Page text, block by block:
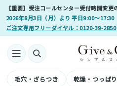
【重要】受注コールセンター受付時間変更
2026年8月3日（月）より 平日9:00〜17:30
ご注文専用フリーダイヤル：0120-39-2850
毛穴・ざらつき 乾燥・つっぱり